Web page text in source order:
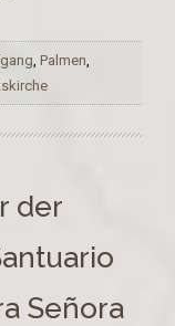
Palmen
der
Señora